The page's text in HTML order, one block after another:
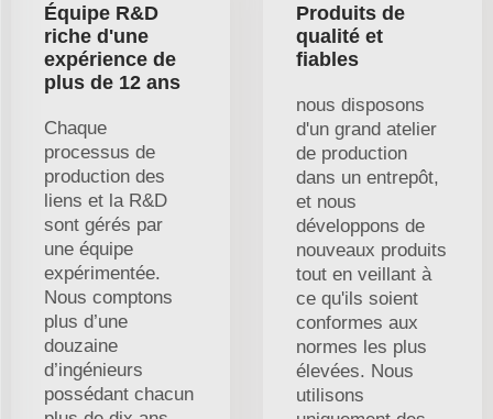
Équipe R&D
riche d'une
expérience de
plus de 12 ans
Chaque
processus de
production des
liens et la R&D
sont gérés par
une équipe
expérimentée.
Nous comptons
plus d’une
douzaine
d’ingénieurs
possédant chacun
Produits de
qualité et
fiables
nous disposons
d'un grand atelier
de production
dans un entrepôt,
et nous
développons de
nouveaux produits
tout en veillant à
ce qu'ils soient
conformes aux
normes les plus
élevées. Nous
utilisons